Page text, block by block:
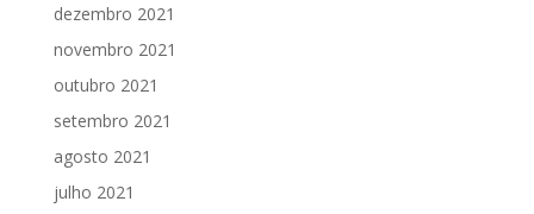
dezembro 2021
novembro 2021
outubro 2021
setembro 2021
agosto 2021
julho 2021